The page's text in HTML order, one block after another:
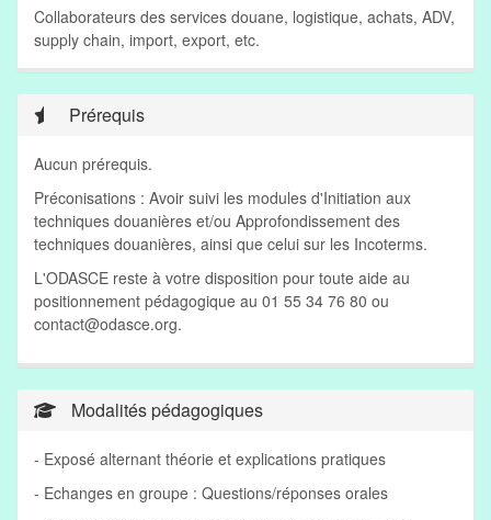
Collaborateurs des services douane, logistique, achats, ADV,
supply chain, import, export, etc.
Prérequis
Aucun prérequis.
Préconisations : Avoir suivi les modules d'Initiation aux
techniques douanières et/ou Approfondissement des
techniques douanières, ainsi que celui sur les Incoterms.
L'ODASCE reste à votre disposition pour toute aide au
positionnement pédagogique au 01 55 34 76 80 ou
contact@odasce.org.
Modalités pédagogiques
- Exposé alternant théorie et explications pratiques
- Echanges en groupe : Questions/réponses orales